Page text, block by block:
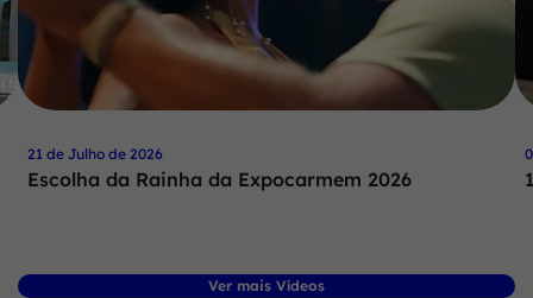
21 de Julho de 2026
Escolha da Rainha da Expocarmem 2026
Ver mais Vídeos